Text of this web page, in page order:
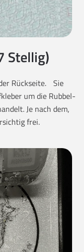
Stellig)
Rückseite. Sie
um die Rubbel-
Je nach dem,
frei.